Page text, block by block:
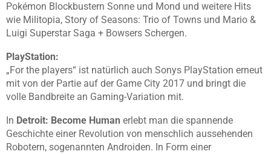
Pokémon Blockbustern Sonne und Mond und weitere Hits
wie Militopia, Story of Seasons: Trio of Towns und Mario &
Luigi Superstar Saga + Bowsers Schergen.
PlayStation:
„For the players“ ist natürlich auch Sonys PlayStation erneut
mit von der Partie auf der Game City 2017 und bringt die
volle Bandbreite an Gaming-Variation mit.
In Detroit: Become Human erlebt man die spannende
Geschichte einer Revolution von menschlich aussehenden
Robotern, sogenannten Androiden. In Form einer